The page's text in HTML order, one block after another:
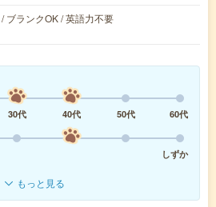
/ ブランクOK / 英語力不要
30代 40代 50代
60代
しずか
もっと見る